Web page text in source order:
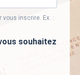
inscrire. Ex. :
souhaitez